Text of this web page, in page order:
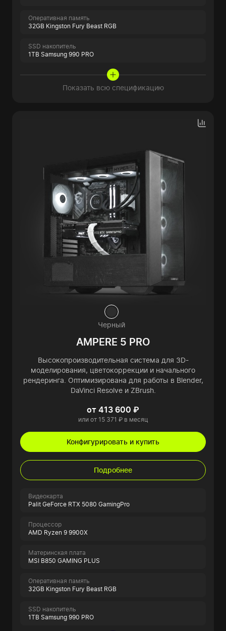
Оперативная память
32GB Kingston Fury Beast RGB
SSD накопитель
1TB Samsung 990 PRO
Показать всю спецификацию
Черный
AMPERE 5 PRO
Высокопроизводительная система для 3D-
моделирования, цветокоррекции и начального
рендеринга. Оптимизирована для работы в Blender,
DaVinci Resolve и ZBrush.
от 413 600 ₽
или от 15 371 ₽ в месяц
Конфигурировать и купить
Подробнее
Видеокарта
Palit GeForce RTX 5080 GamingPro
Процессор
AMD Ryzen 9 9900X
Материнская плата
MSI B850 GAMING PLUS
Оперативная память
32GB Kingston Fury Beast RGB
SSD накопитель
1TB Samsung 990 PRO